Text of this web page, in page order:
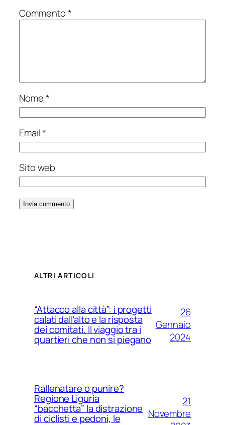
Commento*
Nome*
Email*
Sito web
ALTRI ARTICOLI
“Attacco alla città”: i progetti
calati dall’alto e la risposta
dei comitati. Il viaggio tra i
quartieri che non si piegano
26
Gennaio
2024
Rallenatare o punire?
Regione Liguria
“bacchetta” la distrazione
di ciclisti e pedoni, le
21
Novembre